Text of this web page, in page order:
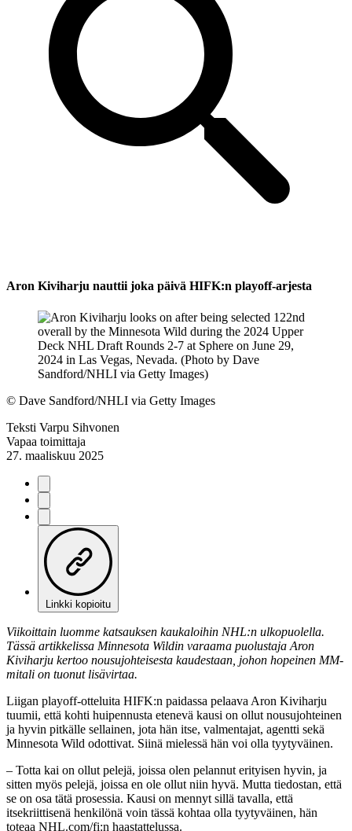
Aron Kiviharju nauttii joka päivä HIFK:n playoff-arjesta
© Dave Sandford/NHLI via Getty Images
Teksti Varpu Sihvonen
Vapaa toimittaja
27. maaliskuu 2025
Linkki kopioitu
Viikoittain luomme katsauksen kaukaloihin NHL:n ulkopuolella.
Tässä artikkelissa Minnesota Wildin varaama puolustaja Aron
Kiviharju kertoo nousujohteisesta kaudestaan, johon hopeinen MM-
mitali on tuonut lisävirtaa.
Liigan playoff-otteluita HIFK:n paidassa pelaava Aron Kiviharju
tuumii, että kohti huipennusta etenevä kausi on ollut nousujohteinen
ja hyvin pitkälle sellainen, jota hän itse, valmentajat, agentti sekä
Minnesota Wild odottivat. Siinä mielessä hän voi olla tyytyväinen.
– Totta kai on ollut pelejä, joissa olen pelannut erityisen hyvin, ja
sitten myös pelejä, joissa en ole ollut niin hyvä. Mutta tiedostan, että
se on osa tätä prosessia. Kausi on mennyt sillä tavalla, että
itsekriittisenä henkilönä voin tässä kohtaa olla tyytyväinen, hän
toteaa NHL.com/fi:n haastattelussa.